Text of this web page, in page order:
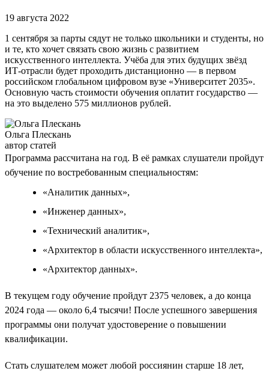
19 августа 2022
1 сентября за парты сядут не только школьники и студенты, но
и те, кто хочет связать свою жизнь с развитием
искусственного интеллекта. Учёба для этих будущих звёзд
ИТ-отрасли будет проходить дистанционно — в первом
российском глобальном цифровом вузе «Университет 2035».
Основную часть стоимости обучения оплатит государство —
на это выделено 575 миллионов рублей.
Ольга Плескань
автор статей
Программа рассчитана на год. В её рамках слушатели пройдут
обучение по востребованным специальностям:
«Аналитик данных»,
«Инженер данных»,
«Технический аналитик»,
«Архитектор в области искусственного интеллекта»,
«Архитектор данных».
В текущем году обучение пройдут 2375 человек, а до конца
2024 года — около 6,4 тысячи! После успешного завершения
программы они получат удостоверение о повышении
квалификации.
Стать слушателем может любой россиянин старше 18 лет,